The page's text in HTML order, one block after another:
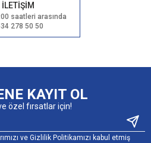
İLETİŞİM
saatleri arasında
278 50 50
KAYIT OL
özel fırsatlar için!
ve Gizlilik Politikamızı kabul etmiş